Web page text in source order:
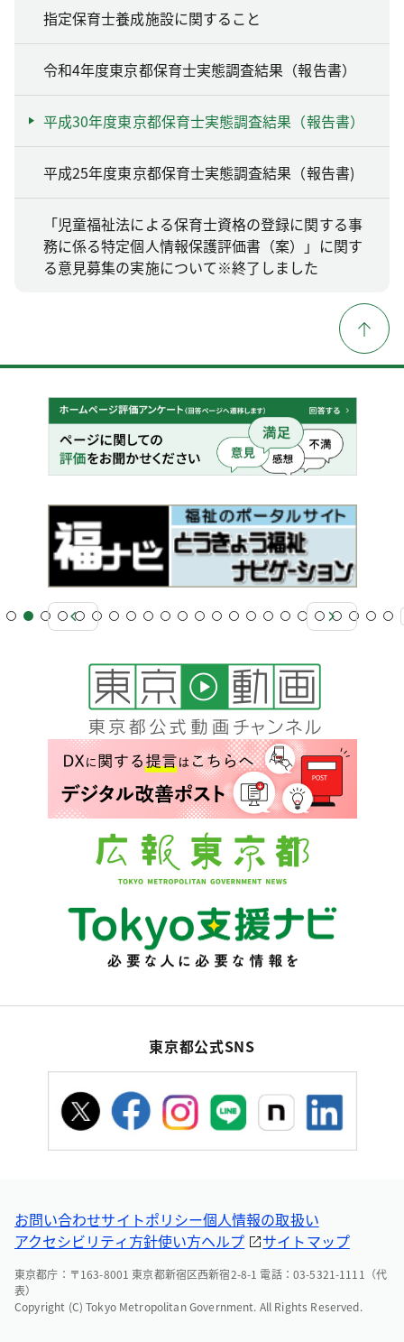
指定保育士養成施設に関すること
令和4年度東京都保育士実態調査結果（報告書）
平成30年度東京都保育士実態調査結果（報告書）
平成25年度東京都保育士実態調査結果（報告書)
「児童福祉法による保育士資格の登録に関する事
務に係る特定個人情報保護評価書（案）」に関す
る意見募集の実施について※終了しました
東京都公式SNS
お問い合わせサイトポリシー個人情報の取扱い
アクセシビリティ方針使い方ヘルプ サイトマップ
東京都庁：〒163-8001 東京都新宿区西新宿2-8-1 電話：03-5321-1111（代
表）
Copyright (C) Tokyo Metropolitan Government. All Rights Reserved.